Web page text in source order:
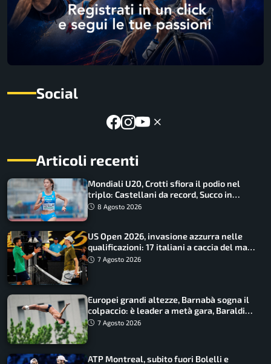
Social
Articoli recenti
Mondiali U20, Crotti sfiora il podio nel
triplo: Castellani da record, Succo in
finale
8 Agosto 2026
US Open 2026, invasione azzurra nelle
qualificazioni: 17 italiani a caccia del main
draw7 Agosto 2026
Europei grandi altezze, Barnabà sogna il
colpaccio: è leader a metà gara, Baraldi
ancora in corsa
7 Agosto 2026
ATP Montreal, subito fuori Bolelli e